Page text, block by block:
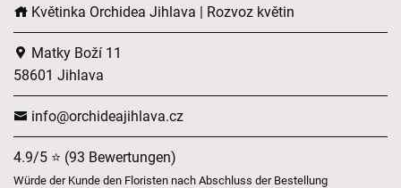
Květinka Orchidea Jihlava | Rozvoz květin
Matky Boží 11
58601 Jihlava
info@orchideajihlava.cz
4.9/5 ⭐ (93 Bewertungen)
Würde der Kunde den Floristen nach Abschluss der Bestellung